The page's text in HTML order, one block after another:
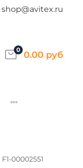
shop@avitex.ru
0 0.00 руб
F1-00002551